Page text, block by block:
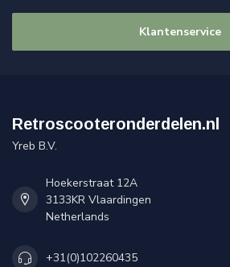
Klantenservice
Retroscooteronderdelen.nl
Yreb B.V.
Hoekerstraat 12A
3133KR Vlaardingen
Netherlands
+31(0)102260435